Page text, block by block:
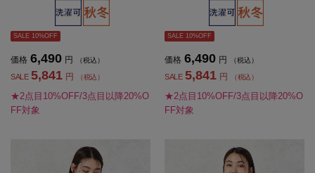
ダー秋冬【レディース】
SALE 10%OFF
価格 6,490 円 （税込）
SALE 5,841 円 （税込）
★2点目10%OFF/3点目以降20%O
FF対象
ダー秋冬【レディース】
SALE 10%OFF
価格 6,490 円 （税込）
SALE 5,841 円 （税込）
★2点目10%OFF/3点目以降20%O
FF対象